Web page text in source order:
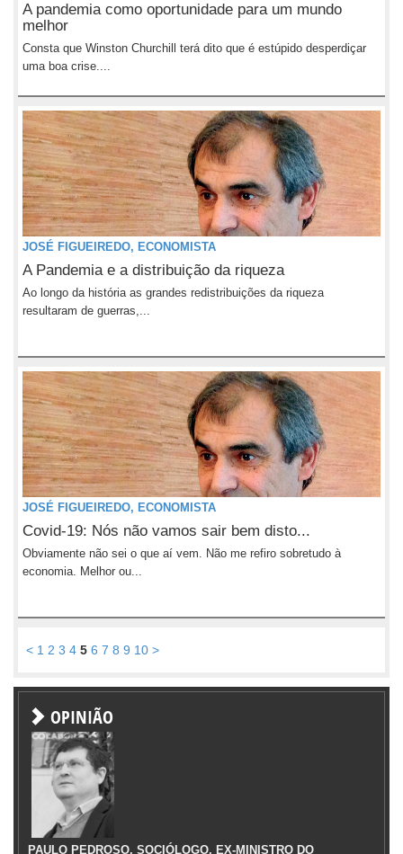
A pandemia como oportunidade para um mundo
melhor
Consta que Winston Churchill terá dito que é estúpido desperdiçar
uma boa crise....
JOSÉ FIGUEIREDO, ECONOMISTA
A Pandemia e a distribuição da riqueza
Ao longo da história as grandes redistribuições da riqueza
resultaram de guerras,...
JOSÉ FIGUEIREDO, ECONOMISTA
Covid-19: Nós não vamos sair bem disto...
Obviamente não sei o que aí vem. Não me refiro sobretudo à
economia. Melhor ou...
< 1 2 3 4 5 6 7 8 9 10 >
OPINIÃO
PAULO PEDROSO, SOCIÓLOGO, EX-MINISTRO DO